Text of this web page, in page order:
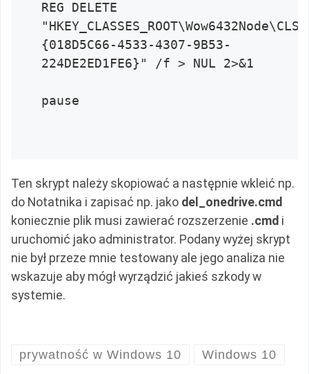
REG DELETE
{018D5C66-4533-4307-9B53-
224DE2ED1FE6}" /f > NUL 2>&1
pause
Ten skrypt należy skopiować a następnie wkleić np.
do Notatnika i zapisać np. jako del_onedrive.cmd
koniecznie plik musi zawierać rozszerzenie .cmd i
uruchomić jako administrator. Podany wyżej skrypt
nie był przeze mnie testowany ale jego analiza nie
wskazuje aby mógł wyrządzić jakieś szkody w
systemie.
prywatność w Windows 10 Windows 10